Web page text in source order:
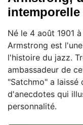
intemporelle
Né le 4 août 1901
Armstrong est
l'histoire du jazz.
ambassadeur de
"Satchmo" a laissé
d'anecdotes qui
personnalité.